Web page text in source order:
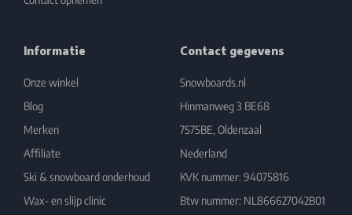
Informatie
Onze winkel
Blog
Merken
Affiliate
Ski & snowboard onderhoud
Wax- en slijp clinic
Contact gegevens
Snowboards.nl
Hinmanweg 3 BE68
7575BE, Oldenzaal
Nederland
KVK nummer: 94075816
Btw nummer: NL866627042B01